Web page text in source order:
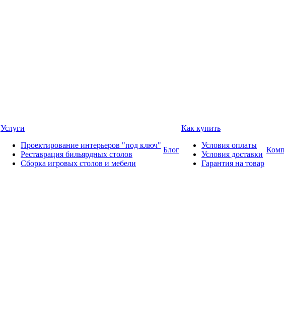
Услуги
Проектирование интерьеров "под ключ"
Реставрация бильярдных столов
Сборка игровых столов и мебели
Блог
Как купить
Условия оплаты
Условия доставки
Гарантия на товар